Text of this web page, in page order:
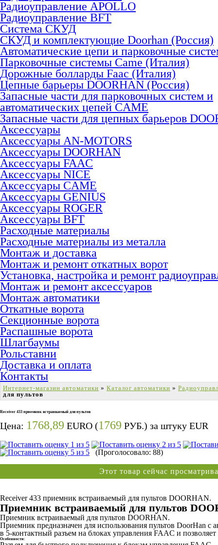
Радиоуправление APOLLO
Радиоуправление BFT
Система СКУД
СКУД и комплектующие Doorhan (Россия)
Автоматические цепи и парковочные
Парковочные системы Came (Италия)
Дорожные болларды Faac (Италия)
Цепные барьеры DOORHAN (Россия)
Запасные части для парковочных систем и
автоматических цепей CAME
Запасные части для цепных барьеров
Аксессуары
Аксессуары AN-MOTORS
Аксесcуары DOORHAN
Аксесcуары FAAC
Аксесcуары NICE
Аксессуары CAME
Аксессуары GENIUS
Аксессуары ROGER
Аксесcуары BFT
Расходные материалы
Расходные материалы из металла
Монтаж и доставка
Монтаж и ремонт откатных ворот
Установка, настройка и ремонт
Монтаж и ремонт аксессуаров
Монтаж автоматики
Откатные ворота
Секционные ворота
Распашные ворота
Шлагбаумы
Рольставни
Доставка и оплата
Контакты
Интернет-магазин автоматики » Каталог автоматики »
для пультов
Receiver 433 приемник встраиваемый для пультов
Цена: 1768,89 EURO (1769 РУБ.) за штуку EUR
(Проголосовало: 88)
Этот товар сейчас
Receiver 433 приемник встраиваемый для пультов DOORHAN.
Приемник встраиваемый для пультов
Приемник встраиваемый для пультов DOORHAN.
Приемник предназначен для использования пультов DoorHan
в 5-контактный разъем на блоках управления FAAC и
Особенности: